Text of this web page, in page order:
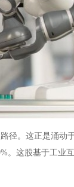
径。这正是涌动
。这股基于工业